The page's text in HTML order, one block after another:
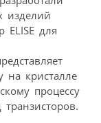
изделий
ELISE для
на кристалле
процессу